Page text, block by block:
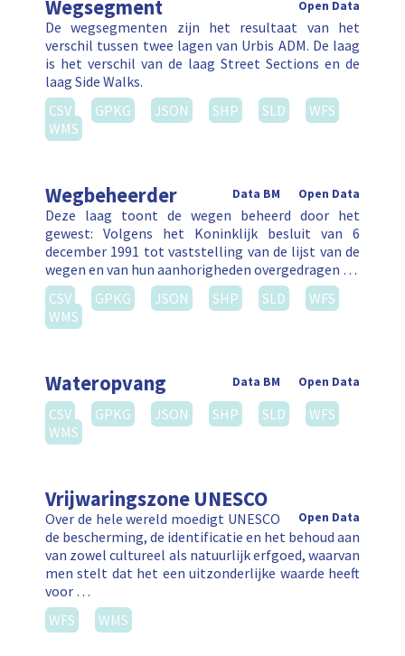
Wegsegment Open Data
De wegsegmenten zijn het resultaat van het
verschil tussen twee lagen van Urbis ADM. De laag
is het verschil van de laag Street Sections en de
laag Side Walks.
CSV
GPKG JSON SHP SLD
WFS
WMS
Wegbeheerder Open Data
Data BM
Deze laag toont de wegen beheerd door het
gewest: Volgens het Koninklijk besluit van 6
december 1991 tot vaststelling van de lijst van de
wegen en van hun aanhorigheden overgedragen …
CSV
GPKG JSON SHP SLD
WFS
WMS
Wateropvang Open Data
Data BM
CSV GPKG JSON SHP SLD
WFS
WMS
Vrijwaringszone UNESCO
Open Data
Over de hele wereld moedigt UNESCO
de bescherming, de identificatie en het behoud aan
van zowel cultureel als natuurlijk erfgoed, waarvan
men stelt dat het een uitzonderlijke waarde heeft
voor …
WFS
WMS